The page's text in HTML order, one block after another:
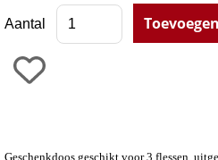
Aantal
Geschenkdoos geschikt voor 3 flessen,